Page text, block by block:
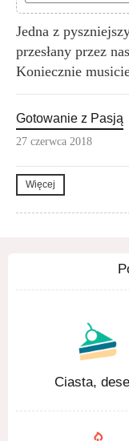
Jedna z
przesłany przez
Koniecznie
Gotowanie z Pasją
27 czerwca 2018
Więcej
Ciasta,